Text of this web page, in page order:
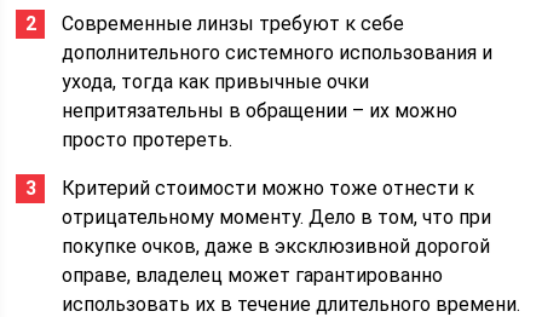
Современные линзы требуют к себе
дополнительного системного использования и
ухода, тогда как привычные очки
непритязательны в обращении – их можно
просто протереть.
Критерий стоимости можно тоже отнести к
отрицательному моменту. Дело в том, что при
покупке очков, даже в эксклюзивной дорогой
оправе, владелец может гарантированно
использовать их в течение длительного времени.